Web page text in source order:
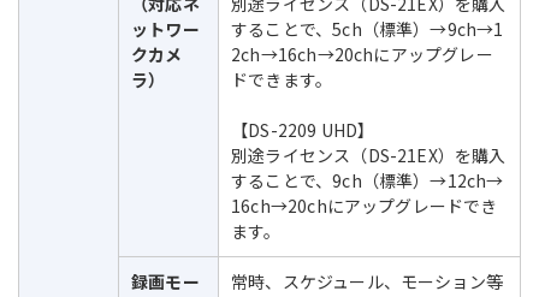
ットワー
クカメ
ラ）
することで、5ch（標準）→9ch→1
2ch→16ch→20chにアップグレー
ドできます。
【DS-2209 UHD】
別途ライセンス（DS-21EX）を購入
することで、9ch（標準）→12ch→
16ch→20chにアップグレードでき
ます。
録画モー
常時、スケジュール、モーション等